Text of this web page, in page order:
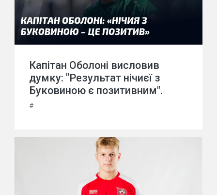
Капітан Оболоні висловив
думку: "Результат нічиєї з
Буковиною є позитивним".
#